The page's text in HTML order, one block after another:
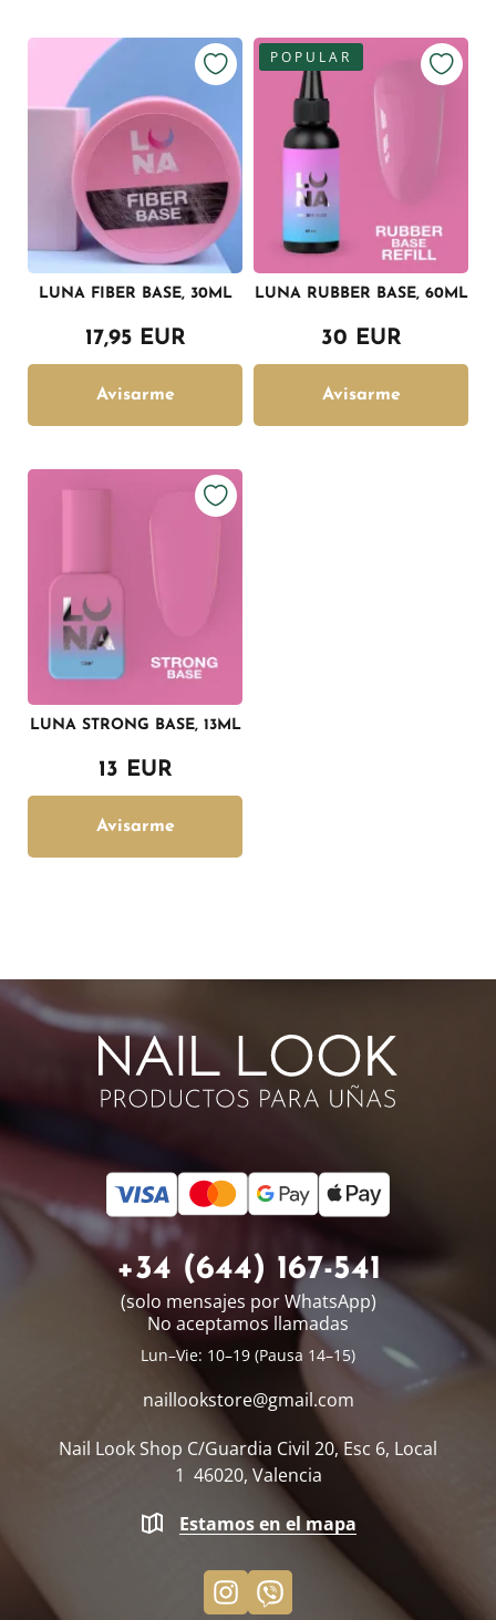
LUNA FIBER BASE, 30ML
17,95 EUR
Avisarme
POPULAR
LUNA RUBBER BASE, 60ML
30 EUR
Avisarme
LUNA STRONG BASE, 13ML
13 EUR
Avisarme
+34 (644) 167-541
(solo mensajes por WhatsApp)
No aceptamos llamadas
Lun–Vie: 10–19 (Pausa 14–15)
naillookstore@gmail.com
Nail Look Shop C/Guardia Civil 20, Esc 6, Local
1 46020, Valencia
Estamos en el mapa